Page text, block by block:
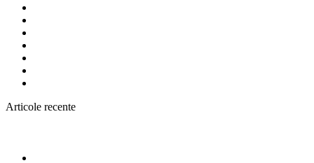
Articole recente